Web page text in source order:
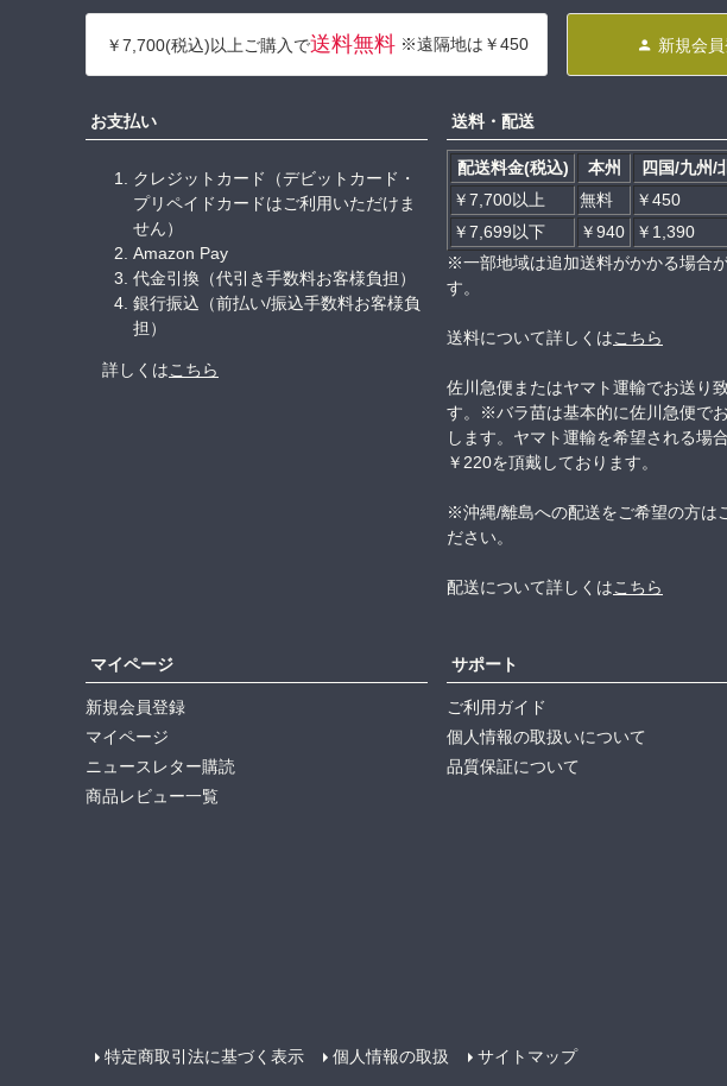
￥7,700(税込)以上ご購入で送料無料※遠隔地は￥450 新規会
お支払い
クレジットカード（デビットカード・
プリペイドカードはご利用いただけま
せん）
Amazon Pay
代金引換（代引き手数料お客様負担）
銀行振込（前払い/振込手数料お客様負
担）
詳しくはこちら
送料・配送
配送料金(税込) 本州
四国/九州/
￥7,700以上
無料
￥450
￥7,699以下
￥940
￥1,390
※一部地域は追加送料がかかる場合
す。
送料について詳しくはこちら
佐川急便またはヤマト運輸でお送り
す。※バラ苗は基本的に佐川急便で
します。ヤマト運輸を希望される場
￥220を頂戴しております。
※沖縄/離島への配送をご希望の方は
ださい。
配送について詳しくはこちら
マイページ
新規会員登録
マイページ
ニュースレター購読
商品レビュー一覧
サポート
ご利用ガイド
個人情報の取扱いについて
品質保証について
特定商取引法に基づく表示 個人情報の取扱 サイトマップ